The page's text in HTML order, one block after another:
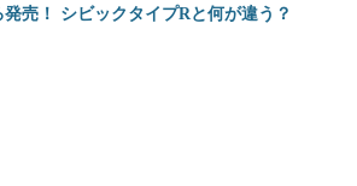
売！ シビックタイプRと何が違う？